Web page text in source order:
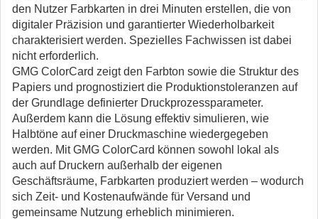
den Nutzer Farbkarten in drei Minuten erstellen, die von
digitaler Präzision und garantierter Wiederholbarkeit
charakterisiert werden. Spezielles Fachwissen ist dabei
nicht erforderlich.
GMG ColorCard zeigt den Farbton sowie die Struktur des
Papiers und prognostiziert die Produktionstoleranzen auf
der Grundlage definierter Druckprozessparameter.
Außerdem kann die Lösung effektiv simulieren, wie
Halbtöne auf einer Druckmaschine wiedergegeben
werden. Mit GMG ColorCard können sowohl lokal als
auch auf Druckern außerhalb der eigenen
Geschäftsräume, Farbkarten produziert werden – wodurch
sich Zeit- und Kostenaufwände für Versand und
gemeinsame Nutzung erheblich minimieren.